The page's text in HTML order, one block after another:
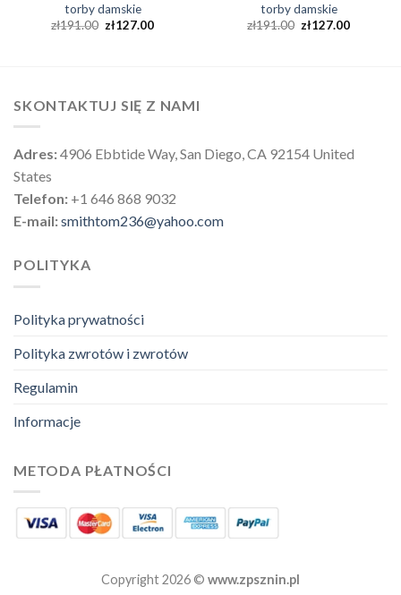
torby damskie
zł191.00 zł127.00
torby damskie
zł191.00 zł127.00
SKONTAKTUJ SIĘ Z NAMI
Adres:4906 Ebbtide Way, San Diego, CA 92154 United
States
Telefon: +1 646 868 9032
E-mail:smithtom236@yahoo.com
POLITYKA
Polityka prywatności
Polityka zwrotów i zwrotów
Regulamin
Informacje
METODA PŁATNOŚCI
Copyright 2026 © www.zpsznin.pl